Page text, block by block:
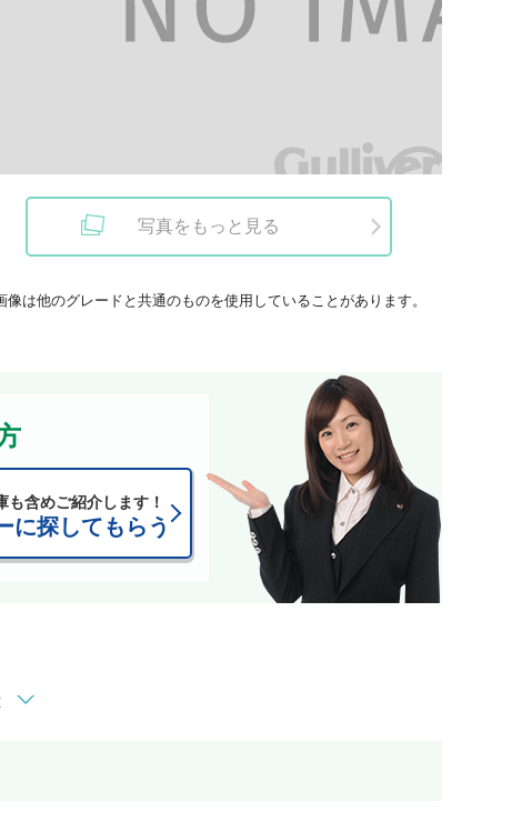
写真をもっと見る
像は他のグレードと共通のものを使用していることがあります。
も含めご紹介します！
に探してもらう